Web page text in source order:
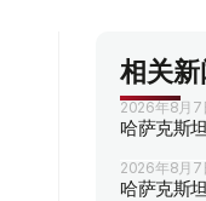
相关新
2026年8月7
哈萨克斯
2026年8月7
哈萨克斯